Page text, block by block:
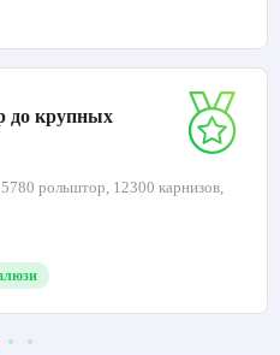
до крупных
рольштор, 12300 карнизов,